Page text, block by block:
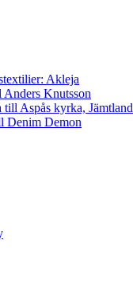
Akleja
Knutsson
till Aspås kyrka, Jämtland
Denim Demon